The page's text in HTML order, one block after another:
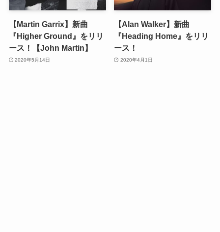
【Martin Garrix】新曲
『Higher Ground』をリリ
ース！【John Martin】
2020年5月14日
【Alan Walker】新曲
『Heading Home』をリリ
ース！
2020年4月1日